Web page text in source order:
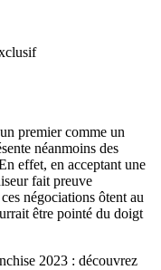
premier comme un
néanmoins des
effet, en acceptant une
fait preuve
négociations ôtent au
être pointé du doigt
2023 : découvrez